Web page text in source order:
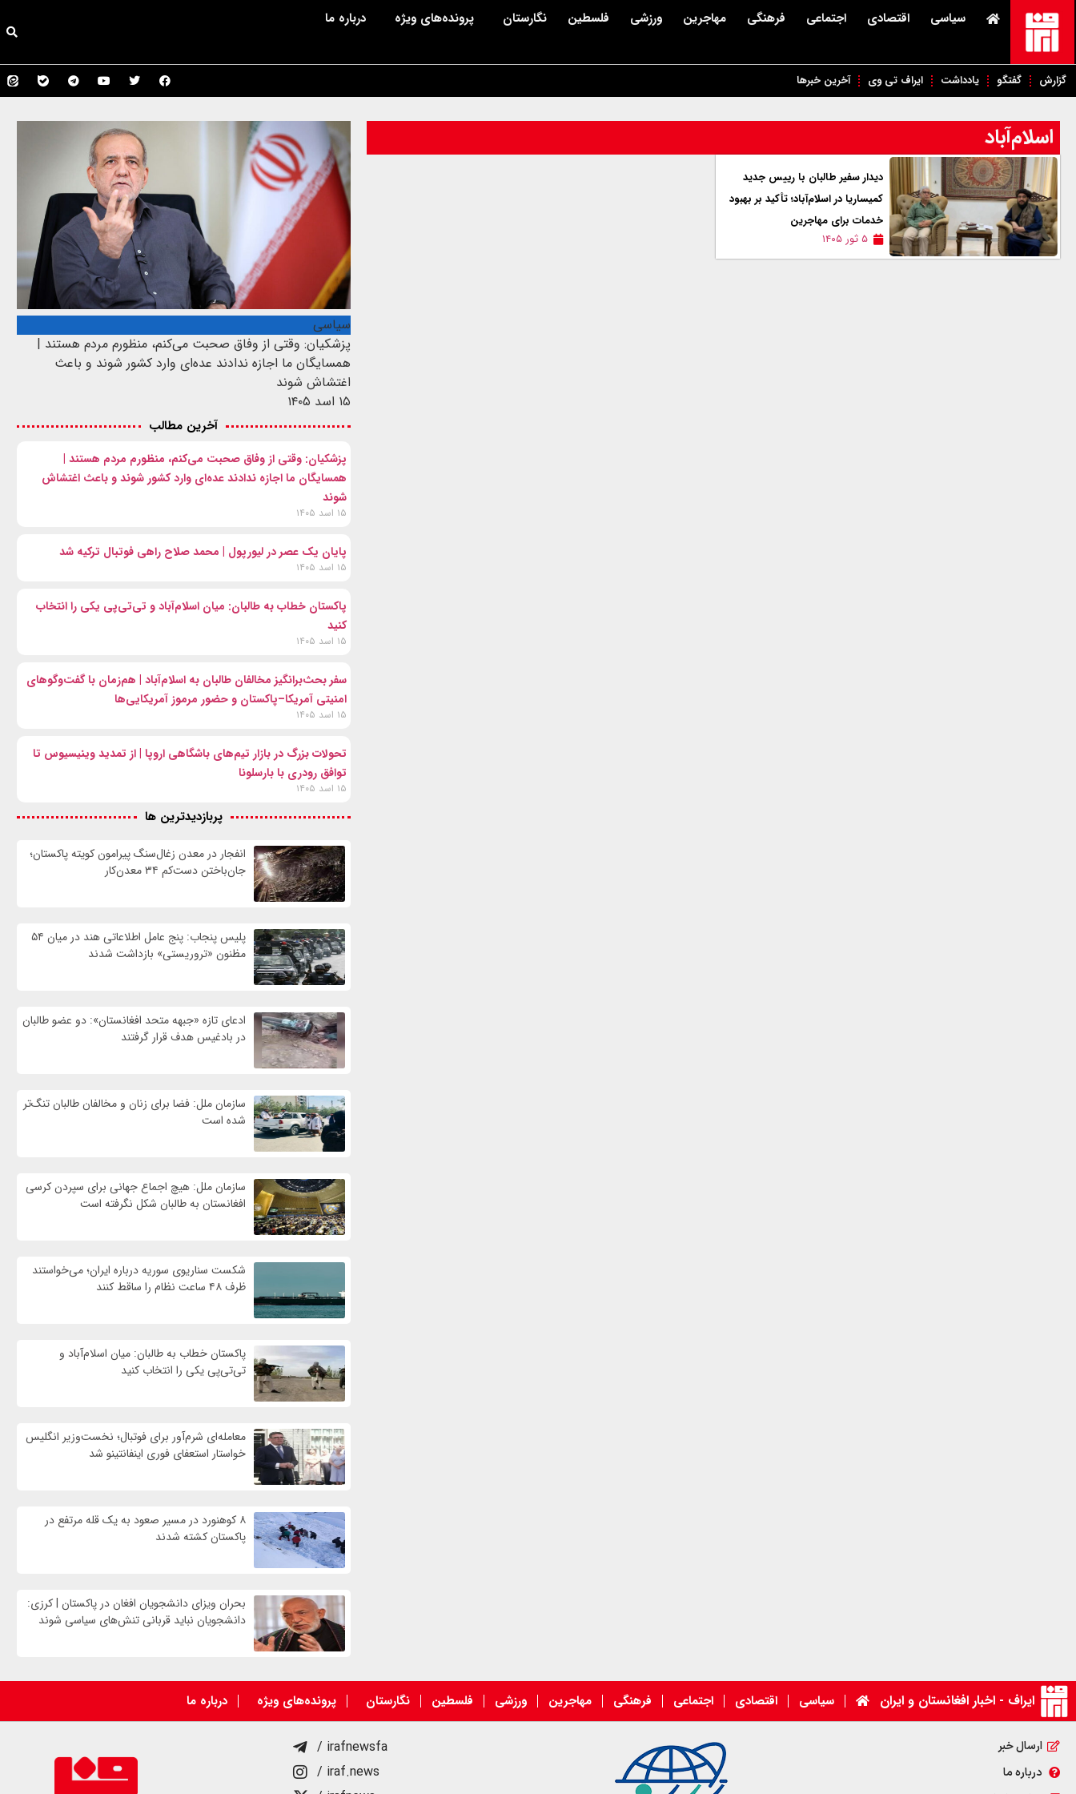
سیاسی اقتصادی اجتماعی فرهنگی مهاجرین ورزشی فلسطین نگارستان پرونده‌های ویژه درباره ما
گزارش گفتگو یادداشت ایراف تی وی آخرین خبرها
اسلام‌آباد
دیدار سفیر طالبان با رییس جدید
کمیساریا در اسلام‌آباد؛ تأکید بر بهبود
خدمات برای مهاجرین
۵ ثور ۱۴۰۵
سیاسی
پزشکیان: وقتی از وفاق صحبت می‌کنم، منظورم مردم هستند |
همسایگان ما اجازه ندادند عده‌ای وارد کشور شوند و باعث
اغتشاش شوند
۱۵ اسد ۱۴۰۵
آخرین مطالب
پزشکیان: وقتی از وفاق صحبت می‌کنم، منظورم مردم هستند |
همسایگان ما اجازه ندادند عده‌ای وارد کشور شوند و باعث اغتشاش
شوند
۱۵ اسد ۱۴۰۵
پایان یک عصر در لیورپول | محمد صلاح راهی فوتبال ترکیه شد
۱۵ اسد ۱۴۰۵
پاکستان خطاب به طالبان: میان اسلام‌آباد و تی‌تی‌پی یکی را انتخاب
کنید
۱۵ اسد ۱۴۰۵
سفر بحث‌برانگیز مخالفان طالبان به اسلام‌آباد | هم‌زمان با گفت‌وگوهای
امنیتی آمریکا–پاکستان و حضور مرموز آمریکایی‌ها
۱۵ اسد ۱۴۰۵
تحولات بزرگ در بازار تیم‌های باشگاهی اروپا | از تمدید وینیسیوس تا
توافق رودری با بارسلونا
۱۵ اسد ۱۴۰۵
پربازدیدترین ها
انفجار در معدن زغال‌سنگ پیرامون کویته پاکستان؛
جان‌باختن دست‌کم ۳۴ معدن‌کار
پلیس پنجاب: پنج عامل اطلاعاتی هند در میان ۵۴
مظنون «تروریستی» بازداشت شدند
ادعای تازه «جبهه متحد افغانستان»: دو عضو طالبان
در بادغیس هدف قرار گرفتند
سازمان ملل: فضا برای زنان و مخالفان طالبان تنگ‌تر
شده است
سازمان ملل: هیچ اجماع جهانی برای سپردن کرسی
افغانستان به طالبان شکل نگرفته است
شکست سناریوی سوریه درباره ایران؛ می‌خواستند
ظرف ۴۸ ساعت نظام را ساقط کنند
پاکستان خطاب به طالبان: میان اسلام‌آباد و
تی‌تی‌پی یکی را انتخاب کنید
معامله‌ای شرم‌آور برای فوتبال؛ نخست‌وزیر انگلیس
خواستار استعفای فوری اینفانتینو شد
۸ کوهنورد در مسیر صعود به یک قله مرتفع در
پاکستان کشته شدند
بحران ویزای دانشجویان افغان در پاکستان | کرزی:
دانشجویان نباید قربانی تنش‌های سیاسی شوند
ایراف - اخبار افغانستان و ایران سیاسی اقتصادی اجتماعی فرهنگی مهاجرین ورزشی فلسطین نگارستان پرونده‌های ویژه درباره ما
ارسال خبر
درباره ما
/ irafnewsfa
/ iraf.news